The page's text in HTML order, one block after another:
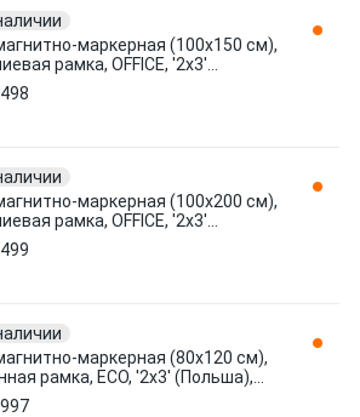
маркерная (100x150 см),
рамка, OFFICE, '2х3'
TSA1510 642498 2X3
маркерная (100x200 см),
рамка, OFFICE, '2х3'
TSA1020 642499 2X3
маркерная (80х120 см),
рамка, ECO, '2х3' (Польша),
897997 2X3